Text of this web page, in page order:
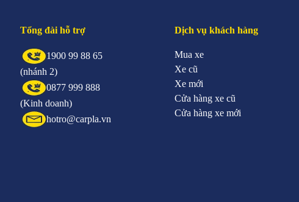
Tổng đài hỗ trợ
1900 99 88 65
(nhánh 2)
0877 999 888
(Kinh doanh)
hotro@carpla.vn
Dịch vụ khách hàng
Mua xe
Xe cũ
Xe mới
Cửa hàng xe cũ
Cửa hàng xe mới